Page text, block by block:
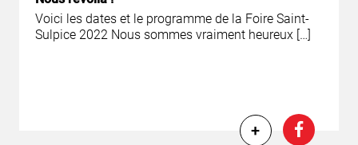
Voici les dates et le programme de la Foire Saint-
Sulpice 2022 Nous sommes vraiment heureux […]
+